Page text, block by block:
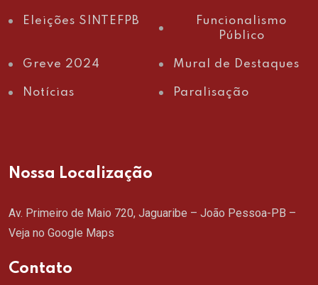
Eleições SINTEFPB
Funcionalismo
Público
Greve 2024 Mural de Destaques
Notícias Paralisação
Nossa Localização
Av. Primeiro de Maio 720, Jaguaribe – João Pessoa-PB –
Veja no Google Maps
Contato